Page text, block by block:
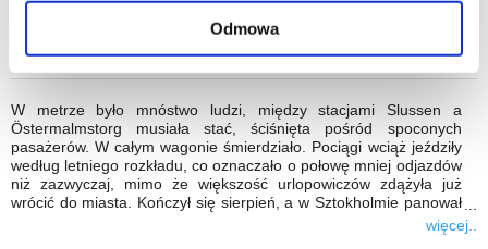
Odmowa
„Publishers Weekly”
FRAGMENT KSIĄŻKI
W metrze było mnóstwo ludzi, między stacjami Slussen a
Östermalmstorg musiała stać, ściśnięta pośród spoconych
pasażerów. W całym wagonie śmierdziało. Pociągi wciąż jeździły
według letniego rozkładu, co oznaczało o połowę mniej odjazdów
niż zazwyczaj, mimo że większość urlopowiczów zdążyła już
wrócić do miasta. Kończył się sierpień, a w Sztokholmie panował
więcej..